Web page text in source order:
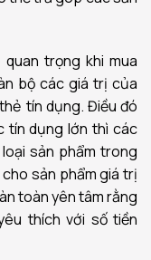
trọng khi mua
bộ các giá trị của
tín dụng. Điều đó
tín dụng lớn thì các
sản phẩm trong
sản phẩm giá trị
toàn yên tâm rằng
thích với số tiền